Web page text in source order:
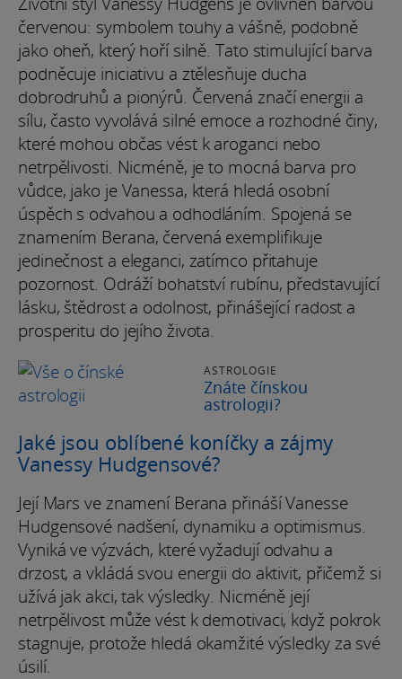
červenou: symbolem touhy a vášně, podobně
jako oheň, který hoří silně. Tato stimulující barva
podněcuje iniciativu a ztělesňuje ducha
dobrodruhů a pionýrů. Červená značí energii a
sílu, často vyvolává silné emoce a rozhodné činy,
které mohou občas vést k aroganci nebo
netrpělivosti. Nicméně, je to mocná barva pro
vůdce, jako je Vanessa, která hledá osobní
úspěch s odvahou a odhodláním. Spojená se
znamením Berana, červená exemplifikuje
jedinečnost a eleganci, zatímco přitahuje
pozornost. Odráží bohatství rubínu, představující
lásku, štědrost a odolnost, přinášející radost a
prosperitu do jejího života.
ASTROLOGIE
Znáte čínskou
astrologii?
Jaké jsou oblíbené koníčky a zájmy
Vanessy Hudgensové?
Její Mars ve znamení Berana přináší Vanesse
Hudgensové nadšení, dynamiku a optimismus.
Vyniká ve výzvách, které vyžadují odvahu a
drzost, a vkládá svou energii do aktivit, přičemž si
užívá jak akci, tak výsledky. Nicméně její
netrpělivost může vést k demotivaci, když pokrok
stagnuje, protože hledá okamžité výsledky za své
úsilí.